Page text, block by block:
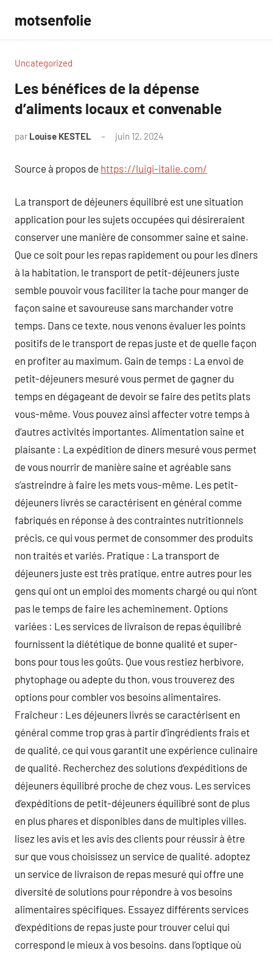
contenu
motsenfolie
Uncategorized
Les bénéfices de la dépense
d’aliments locaux et convenable
par Louise KESTEL juin 12, 2024
Source à propos de https://luigi-italie.com/
La transport de déjeuners équilibré est une situation
application pour les sujets occupées qui désireraient
conserver une manière de consommer saine et saine.
Que ce soit pour les repas rapidement ou pour les dîners
à la habitation, le transport de petit-déjeuners juste
semble pouvoir vous faciliter la tache pour manger de
façon saine et savoureuse sans marchander votre
temps. Dans ce texte, nous venons évaluer les points
positifs de le transport de repas juste et de quelle façon
en profiter au maximum. Gain de temps : La envoi de
petit-déjeuners mesuré vous permet de gagner du
temps en dégageant de devoir se faire des petits plats
vous-même. Vous pouvez ainsi affecter votre temps à
d’autres activités importantes. Alimentation saine et
plaisante : La expédition de diners mesuré vous permet
de vous nourrir de manière saine et agréable sans
s’astreindre à faire les mets vous-même. Les petit-
déjeuners livrés se caractérisent en général comme
fabriqués en réponse à des contraintes nutritionnels
précis, ce qui vous permet de consommer des produits
non traités et variés. Pratique : La transport de
déjeuners juste est très pratique, entre autres pour les
gens qui ont un emploi des moments chargé ou qui n’ont
pas le temps de faire les acheminement. Options
variées : Les services de livraison de repas équilibré
fournissent la diététique de bonne qualité et super-
bons pour tous les goûts. Que vous restiez herbivore,
phytophage ou adepte du thon, vous trouverez des
options pour combler vos besoins alimentaires.
Fraîcheur : Les déjeuners livrés se caractérisent en
général comme trop gras à partir d’ingrédients frais et
de qualité, ce qui vous garantit une expérience culinaire
de qualité. Recherchez des solutions d’expéditions de
déjeuners équilibré proche de chez vous. Les services
d’expéditions de petit-déjeuners équilibré sont de plus
en plus phares et disponibles dans de multiples villes.
lisez les avis et les avis des clients pour réussir à être
sur que vous choisissez un service de qualité. adoptez
un service de livraison de repas mesuré qui offre une
diversité de solutions pour répondre à vos besoins
alimentaires spécifiques. Essayez différents services
d’expéditions de repas juste pour trouver celui qui
correspond le mieux à vos besoins. dans l’optique où